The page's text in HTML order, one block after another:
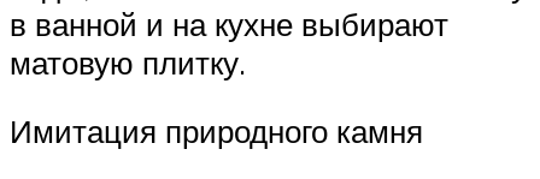
в ванной и на кухне выбирают
матовую плитку.
Имитация природного камня